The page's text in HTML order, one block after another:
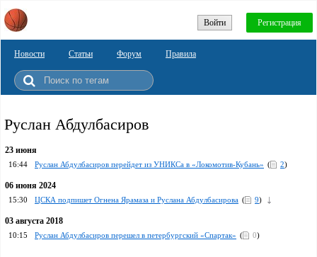
Войти Регистрация
Новости Статьи Форум Правила
Руслан Абдулбасиров
23 июня
16:44 Руслан Абдулбасиров перейдет из УНИКСа в «Локомотив-Кубань» ( 2)
06 июня 2024
15:30 ЦСКА подпишет Огнена Ярамаза и Руслана Абдулбасирова ( 9)
03 августа 2018
10:15 Руслан Абдулбасиров перешел в петербургский «Спартак» ( 0)